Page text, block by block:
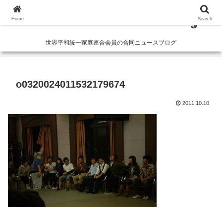
世界平和統一家庭連合会員の合同ニュースブログ
o0320024011532179674
2011.10.10
Home Search